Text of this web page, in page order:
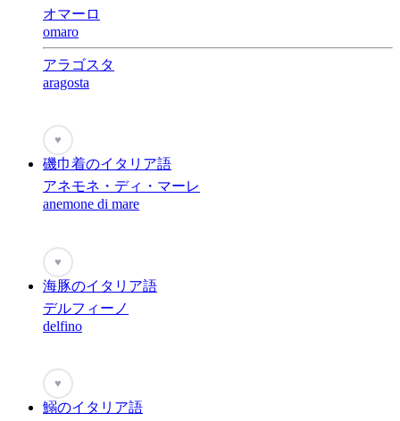
オマーロ
omaro
アラゴスタ
aragosta
♥
磯巾着のイタリア語
アネモネ・ディ・マーレ
anemone di mare
♥
海豚のイタリア語
デルフィーノ
delfino
♥
鰯のイタリア語